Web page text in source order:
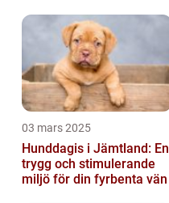
03 mars 2025
Hunddagis i Jämtland: En
trygg och stimulerande
miljö för din fyrbenta vän